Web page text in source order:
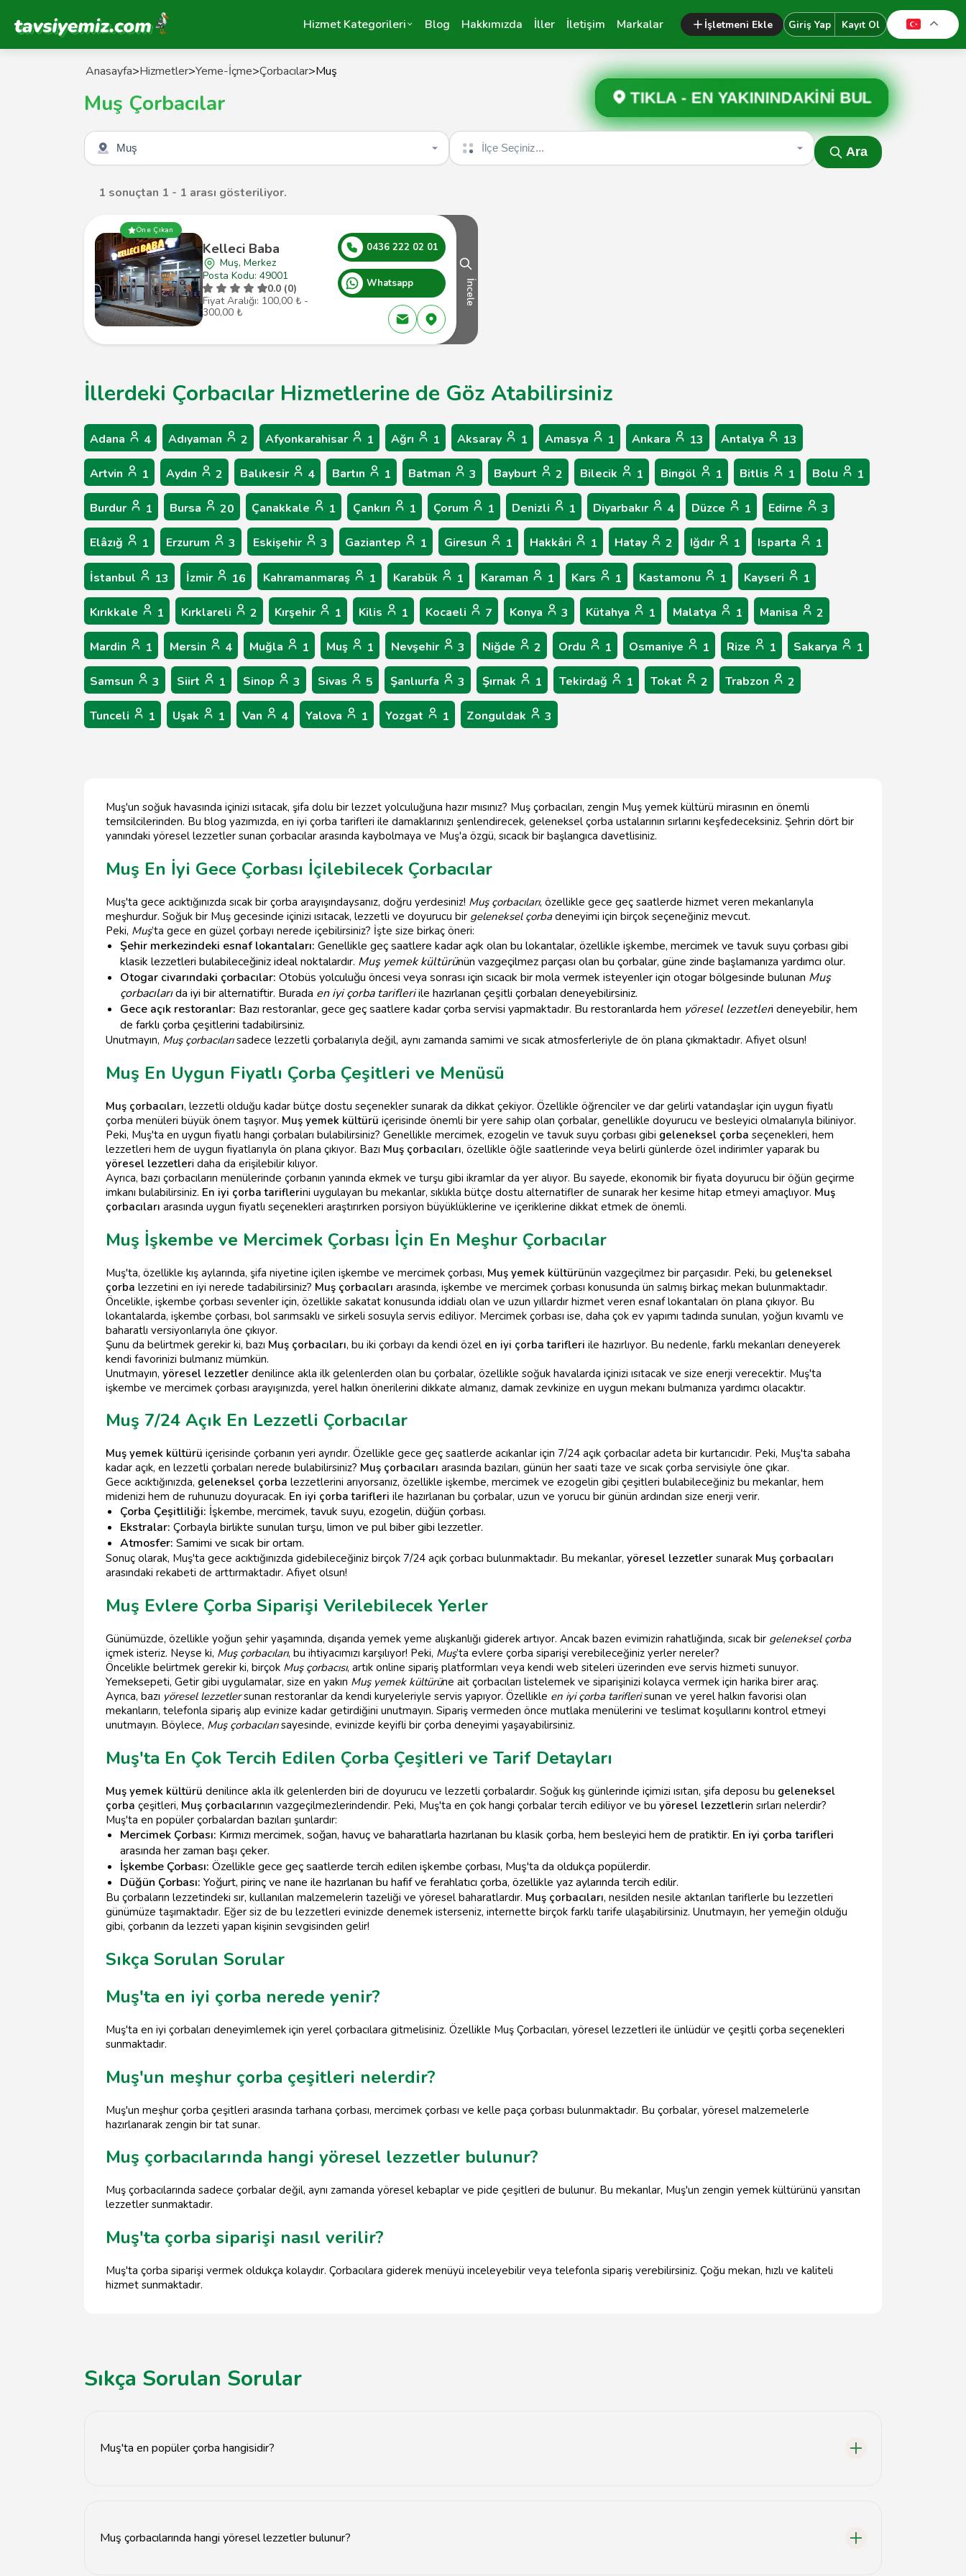
Tavsiyemiz Anasayfa Hizmet Kategorileri Blog Hakkımızda İller İletişim Markalar İşletmeni Ekle Giriş Yap Kayıt Ol
Anasayfa>Hizmetler>Yeme-İçme>Çorbacılar>Muş
Muş Çorbacılar TIKLA -EN YAKININDAKİNİ BUL
Şehir seçin İlçe seçin
Ara
1 sonuçtan 1 - 1 arası gösteriliyor.
Öne Çıkan
Kelleci Baba
Muş, Merkez
Posta Kodu: 49001
0.0 (0)
Fiyat Aralığı: 100,00 ₺ -
300,00 ₺
0436 222 02 01
Whatsapp İncele
İllerdeki Çorbacılar Hizmetlerine de Göz Atabilirsiniz
Adana 4 Adıyaman 2 Afyonkarahisar 1 Ağrı 1 Aksaray 1 Amasya 1 Ankara 13 Antalya 13
Artvin 1 Aydın 2 Balıkesir 4 Bartın 1 Batman 3 Bayburt 2 Bilecik 1 Bingöl 1 Bitlis 1 Bolu 1
Burdur 1 Bursa 20 Çanakkale 1 Çankırı 1 Çorum 1 Denizli 1 Diyarbakır 4 Düzce 1 Edirne 3
Elâzığ 1 Erzurum 3 Eskişehir 3 Gaziantep 1 Giresun 1 Hakkâri 1 Hatay 2 Iğdır 1 Isparta 1
İstanbul 13 İzmir 16 Kahramanmaraş 1 Karabük 1 Karaman 1 Kars 1 Kastamonu 1 Kayseri 1
Kırıkkale 1 Kırklareli 2 Kırşehir 1 Kilis 1 Kocaeli 7 Konya 3 Kütahya 1 Malatya 1 Manisa 2
Mardin 1 Mersin 4 Muğla 1 Muş 1 Nevşehir 3 Niğde 2 Ordu 1 Osmaniye 1 Rize 1 Sakarya 1
Samsun 3 Siirt 1 Sinop 3 Sivas 5 Şanlıurfa 3 Şırnak 1 Tekirdağ 1 Tokat 2 Trabzon 2
Tunceli 1 Uşak 1 Van 4 Yalova 1 Yozgat 1 Zonguldak 3
Muş'un soğuk havasında içinizi ısıtacak, şifa dolu bir lezzet yolculuğuna hazır mısınız? Muş çorbacıları, zengin Muş yemek kültürü mirasının en önemli
temsilcilerinden. Bu blog yazımızda, en iyi çorba tarifleri ile damaklarınızı şenlendirecek, geleneksel çorba ustalarının sırlarını keşfedeceksiniz. Şehrin dört bir
yanındaki yöresel lezzetler sunan çorbacılar arasında kaybolmaya ve Muş'a özgü, sıcacık bir başlangıca davetlisiniz.
Muş En İyi Gece Çorbası İçilebilecek Çorbacılar
Muş'ta gece acıktığınızda sıcak bir çorba arayışındaysanız, doğru yerdesiniz! Muş çorbacıları, özellikle gece geç saatlerde hizmet veren mekanlarıyla
meşhurdur. Soğuk bir Muş gecesinde içinizi ısıtacak, lezzetli ve doyurucu bir geleneksel çorbadeneyimi için birçok seçeneğiniz mevcut.
Peki, Muş’ta gece en güzel çorbayı nerede içebilirsiniz? İşte size birkaç öneri:
Şehir merkezindeki esnaf lokantaları: Genellikle geç saatlere kadar açık olan bu lokantalar, özellikle işkembe, mercimek ve tavuk suyu çorbası gibi
klasik lezzetleri bulabileceğiniz ideal noktalardır. Muş yemek kültürünün vazgeçilmez parçası olan bu çorbalar, güne zinde başlamanıza yardımcı olur.
Otogar civarındaki çorbacılar: Otobüs yolculuğu öncesi veya sonrası için sıcacık bir mola vermek isteyenler için otogar bölgesinde bulunan Muş
çorbacılarıda iyi bir alternatiftir. Burada en iyi çorba tarifleriile hazırlanan çeşitli çorbaları deneyebilirsiniz.
Gece açık restoranlar: Bazı restoranlar, gece geç saatlere kadar çorba servisi yapmaktadır. Bu restoranlarda hem yöresel lezzetleri deneyebilir, hem
de farklı çorba çeşitlerini tadabilirsiniz.
Unutmayın, Muş çorbacılarısadece lezzetli çorbalarıyla değil, aynı zamanda samimi ve sıcak atmosferleriyle de ön plana çıkmaktadır. Afiyet olsun!
Muş En Uygun Fiyatlı Çorba Çeşitleri ve Menüsü
Muş çorbacıları, lezzetli olduğu kadar bütçe dostu seçenekler sunarak da dikkat çekiyor. Özellikle öğrenciler ve dar gelirli vatandaşlar için uygun fiyatlı
çorba menüleri büyük önem taşıyor. Muş yemek kültürü içerisinde önemli bir yere sahip olan çorbalar, genellikle doyurucu ve besleyici olmalarıyla biliniyor.
Peki, Muş'ta en uygun fiyatlı hangi çorbaları bulabilirsiniz? Genellikle mercimek, ezogelin ve tavuk suyu çorbası gibi geleneksel çorba seçenekleri, hem
lezzetleri hem de uygun fiyatlarıyla ön plana çıkıyor. Bazı Muş çorbacıları, özellikle öğle saatlerinde veya belirli günlerde özel indirimler yaparak bu
yöresel lezzetleri daha da erişilebilir kılıyor.
Ayrıca, bazı çorbacıların menülerinde çorbanın yanında ekmek ve turşu gibi ikramlar da yer alıyor. Bu sayede, ekonomik bir fiyata doyurucu bir öğün geçirme
imkanı bulabilirsiniz. En iyi çorba tariflerini uygulayan bu mekanlar, sıklıkla bütçe dostu alternatifler de sunarak her kesime hitap etmeyi amaçlıyor. Muş
çorbacıları arasında uygun fiyatlı seçenekleri araştırırken porsiyon büyüklüklerine ve içeriklerine dikkat etmek de önemli.
Muş İşkembe ve Mercimek Çorbası İçin En Meşhur Çorbacılar
Muş'ta, özellikle kış aylarında, şifa niyetine içilen işkembe ve mercimek çorbası, Muş yemek kültürünün vazgeçilmez bir parçasıdır. Peki, bu geleneksel
çorba lezzetini en iyi nerede tadabilirsiniz? Muş çorbacıları arasında, işkembe ve mercimek çorbası konusunda ün salmış birkaç mekan bulunmaktadır.
Öncelikle, işkembe çorbası sevenler için, özellikle sakatat konusunda iddialı olan ve uzun yıllardır hizmet veren esnaf lokantaları ön plana çıkıyor. Bu
lokantalarda, işkembe çorbası, bol sarımsaklı ve sirkeli sosuyla servis ediliyor. Mercimek çorbası ise, daha çok ev yapımı tadında sunulan, yoğun kıvamlı ve
baharatlı versiyonlarıyla öne çıkıyor.
Şunu da belirtmek gerekir ki, bazı Muş çorbacıları, bu iki çorbayı da kendi özel en iyi çorba tarifleri ile hazırlıyor. Bu nedenle, farklı mekanları deneyerek
kendi favorinizi bulmanız mümkün.
Unutmayın, yöresel lezzetler denilince akla ilk gelenlerden olan bu çorbalar, özellikle soğuk havalarda içinizi ısıtacak ve size enerji verecektir. Muş'ta
işkembe ve mercimek çorbası arayışınızda, yerel halkın önerilerini dikkate almanız, damak zevkinize en uygun mekanı bulmanıza yardımcı olacaktır.
Muş 7/24 Açık En Lezzetli Çorbacılar
Muş yemek kültürü içerisinde çorbanın yeri ayrıdır. Özellikle gece geç saatlerde acıkanlar için 7/24 açık çorbacılar adeta bir kurtarıcıdır. Peki, Muş'ta sabaha
kadar açık, en lezzetli çorbaları nerede bulabilirsiniz? Muş çorbacıları arasında bazıları, günün her saati taze ve sıcak çorba servisiyle öne çıkar.
Gece acıktığınızda, geleneksel çorba lezzetlerini arıyorsanız, özellikle işkembe, mercimek ve ezogelin gibi çeşitleri bulabileceğiniz bu mekanlar, hem
midenizi hem de ruhunuzu doyuracak. En iyi çorba tarifleri ile hazırlanan bu çorbalar, uzun ve yorucu bir günün ardından size enerji verir.
Çorba Çeşitliliği: İşkembe, mercimek, tavuk suyu, ezogelin, düğün çorbası.
Ekstralar: Çorbayla birlikte sunulan turşu, limon ve pul biber gibi lezzetler.
Atmosfer: Samimi ve sıcak bir ortam.
Sonuç olarak, Muş'ta gece acıktığınızda gidebileceğiniz birçok 7/24 açık çorbacı bulunmaktadır. Bu mekanlar, yöresel lezzetler sunarak Muş çorbacıları
arasındaki rekabeti de arttırmaktadır. Afiyet olsun!
Muş Evlere Çorba Siparişi Verilebilecek Yerler
Günümüzde, özellikle yoğun şehir yaşamında, dışarıda yemek yeme alışkanlığı giderek artıyor. Ancak bazen evimizin rahatlığında, sıcak bir geleneksel çorba
içmek isteriz. Neyse ki, Muş çorbacıları, bu ihtiyacımızı karşılıyor! Peki, Muş’ta evlere çorba siparişi verebileceğiniz yerler nereler?
Öncelikle belirtmek gerekir ki, birçok Muş çorbacısı, artık online sipariş platformları veya kendi web siteleri üzerinden eve servis hizmeti sunuyor.
Yemeksepeti, Getir gibi uygulamalar, size en yakın Muş yemek kültürüne ait çorbacıları listelemek ve siparişinizi kolayca vermek için harika birer araç.
Ayrıca, bazı yöresel lezzetlersunan restoranlar da kendi kuryeleriyle servis yapıyor. Özellikle en iyi çorba tariflerisunan ve yerel halkın favorisi olan
mekanların, telefonla sipariş alıp evinize kadar getirdiğini unutmayın. Sipariş vermeden önce mutlaka menülerini ve teslimat koşullarını kontrol etmeyi
unutmayın. Böylece, Muş çorbacılarısayesinde, evinizde keyifli bir çorba deneyimi yaşayabilirsiniz.
Muş'ta En Çok Tercih Edilen Çorba Çeşitleri ve Tarif Detayları
Muş yemek kültürü denilince akla ilk gelenlerden biri de doyurucu ve lezzetli çorbalardır. Soğuk kış günlerinde içimizi ısıtan, şifa deposu bu geleneksel
çorba çeşitleri, Muş çorbacılarının vazgeçilmezlerindendir. Peki, Muş'ta en çok hangi çorbalar tercih ediliyor ve bu yöresel lezzetlerin sırları nelerdir?
Muş'ta en popüler çorbalardan bazıları şunlardır:
Mercimek Çorbası: Kırmızı mercimek, soğan, havuç ve baharatlarla hazırlanan bu klasik çorba, hem besleyici hem de pratiktir. En iyi çorba tarifleri
arasında her zaman başı çeker.
İşkembe Çorbası: Özellikle gece geç saatlerde tercih edilen işkembe çorbası, Muş'ta da oldukça popülerdir.
Düğün Çorbası: Yoğurt, pirinç ve nane ile hazırlanan bu hafif ve ferahlatıcı çorba, özellikle yaz aylarında tercih edilir.
Bu çorbaların lezzetindeki sır, kullanılan malzemelerin tazeliği ve yöresel baharatlardır. Muş çorbacıları, nesilden nesile aktarılan tariflerle bu lezzetleri
günümüze taşımaktadır. Eğer siz de bu lezzetleri evinizde denemek isterseniz, internette birçok farklı tarife ulaşabilirsiniz. Unutmayın, her yemeğin olduğu
gibi, çorbanın da lezzeti yapan kişinin sevgisinden gelir!
Sıkça Sorulan Sorular
Muş'ta en iyi çorba nerede yenir?
Muş'ta en iyi çorbaları deneyimlemek için yerel çorbacılara gitmelisiniz. Özellikle Muş Çorbacıları, yöresel lezzetleri ile ünlüdür ve çeşitli çorba seçenekleri
sunmaktadır.
Muş'un meşhur çorba çeşitleri nelerdir?
Muş'un meşhur çorba çeşitleri arasında tarhana çorbası, mercimek çorbası ve kelle paça çorbası bulunmaktadır. Bu çorbalar, yöresel malzemelerle
hazırlanarak zengin bir tat sunar.
Muş çorbacılarında hangi yöresel lezzetler bulunur?
Muş çorbacılarında sadece çorbalar değil, aynı zamanda yöresel kebaplar ve pide çeşitleri de bulunur. Bu mekanlar, Muş'un zengin yemek kültürünü yansıtan
lezzetler sunmaktadır.
Muş'ta çorba siparişi nasıl verilir?
Muş'ta çorba siparişi vermek oldukça kolaydır. Çorbacılara giderek menüyü inceleyebilir veya telefonla sipariş verebilirsiniz. Çoğu mekan, hızlı ve kaliteli
hizmet sunmaktadır.
Sıkça Sorulan Sorular
Muş'ta en popüler çorba hangisidir?
Muş çorbacılarında hangi yöresel lezzetler bulunur?